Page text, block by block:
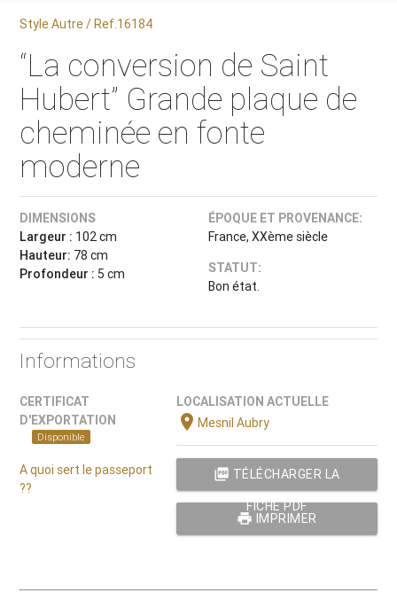
Style Autre / Ref.16184
“La conversion de Saint
Hubert” Grande plaque de
cheminée en fonte
moderne
DIMENSIONS
Largeur : 102 cm
Hauteur: 78 cm
Profondeur : 5 cm
ÉPOQUE ET PROVENANCE:
France, XXème siècle
STATUT:
Bon état.
Informations
CERTIFICAT
D'EXPORTATION
Disponible
A quoi sert le passeport
??
LOCALISATION ACTUELLE
location_onMesnil Aubry
picture_as_pdf TÉLÉCHARGER LA
FICHE PDF
print IMPRIMER